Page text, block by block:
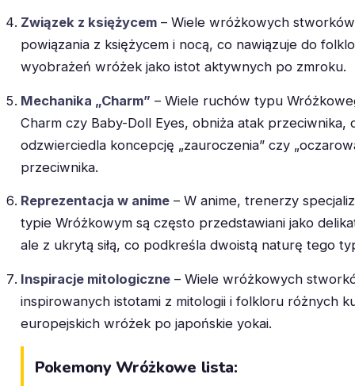
Związek z księżycem – Wiele wróżkowych
powiązania z księżycem i nocą, co nawiązuje do
wyobrażeń wróżek jako istot aktywnych po zmroku.
Mechanika „Charm” – Wiele ruchów typu
Charm czy Baby-Doll Eyes, obniża atak przeciwnika,
odzwierciedla koncepcję „zauroczenia” czy
przeciwnika.
Reprezentacja w anime – W anime, trenerzy
typie Wróżkowym są często przedstawiani jako
ale z ukrytą siłą, co podkreśla dwoistą naturę tego
Inspiracje mitologiczne – Wiele wróżkowych
inspirowanych istotami z mitologii i folkloru różnych
europejskich wróżek po japońskie yokai.
Pokemony Wróżkowe lista: